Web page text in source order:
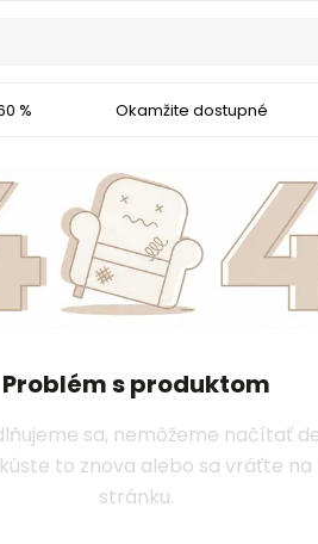
% Okamžite dostupné
Problém s produktom
sa, nemôžeme načítať
to znova alebo sa vráťte na
stránku.